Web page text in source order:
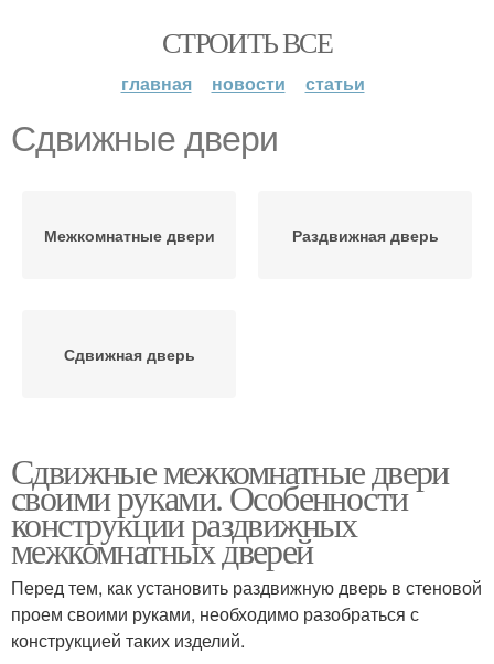
СТРОИТЬ ВСЕ
главная новости статьи
Сдвижные двери
Межкомнатные двери Раздвижная дверь
Сдвижная дверь
Сдвижные межкомнатные двери
своими руками. Особенности
конструкции раздвижных
межкомнатных дверей
Перед тем, как установить раздвижную дверь в стеновой
проем своими руками, необходимо разобраться с
конструкцией таких изделий.